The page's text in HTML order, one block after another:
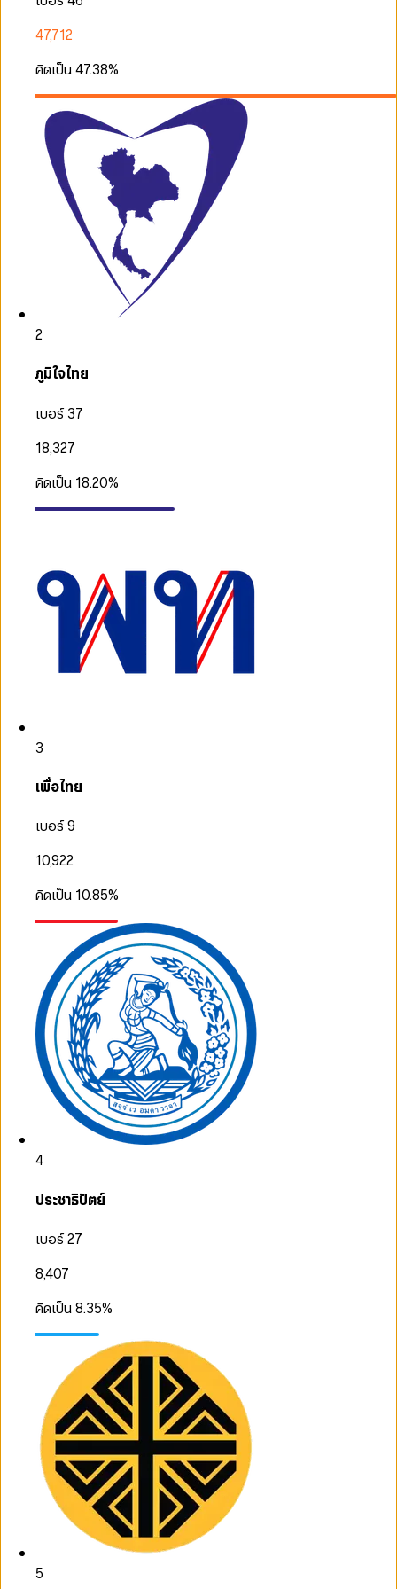
47,712
คิดเป็น47.38%
2
ภูมิใจไทย
เบอร์ 37
18,327
คิดเป็น 18.20%
3
เพื่อไทย
เบอร์ 9
10,922
คิดเป็น 10.85%
4
ประชาธิปัตย์
เบอร์ 27
8,407
คิดเป็น8.35%
5